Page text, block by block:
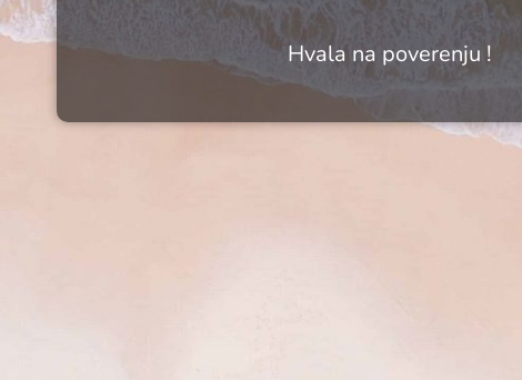
Hvala na poverenju !